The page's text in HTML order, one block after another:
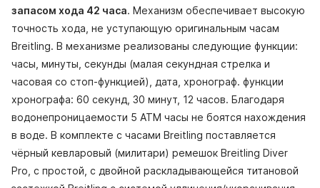
запасом хода 42 часа. Механизм обеспечивает высокую
точность хода, не уступающую оригинальным часам
Breitling. В механизме реализованы следующие функции:
часы, минуты, секунды (малая секундная стрелка и
часовая со стоп-функцией), дата, хронограф. функции
хронографа: 60 секунд, 30 минут, 12 часов. Благодаря
водонепроницаемости 5 АТМ часы не боятся нахождения
в воде. В комплекте с часами Breitling поставляется
чёрный кевларовый (милитари) ремешок Breitling Diver
Pro, с простой, с двойной раскладывающейся титановой